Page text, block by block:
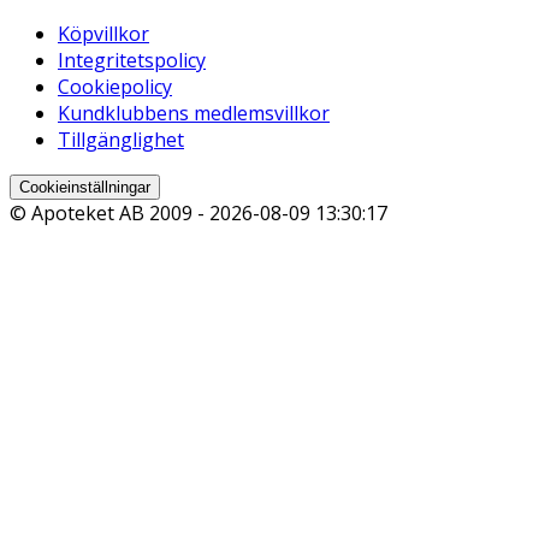
Köpvillkor
Integritetspolicy
Cookiepolicy
Kundklubbens medlemsvillkor
Tillgänglighet
Cookieinställningar
© Apoteket AB 2009 - 2026-08-09 13:30:17